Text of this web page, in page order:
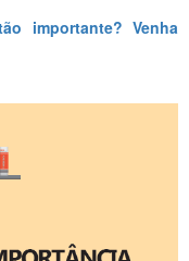
importante? Venha